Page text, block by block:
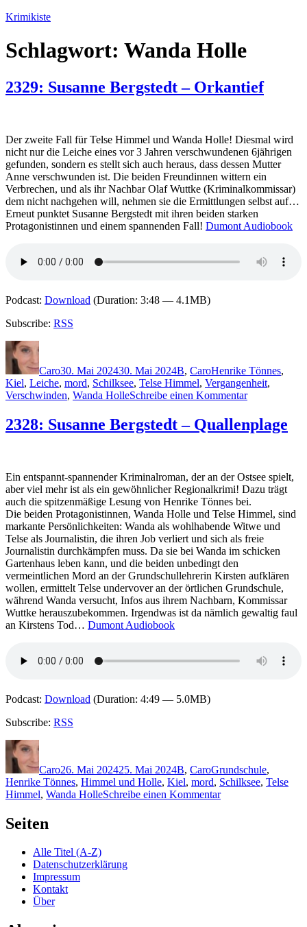
Zum
springen
Krimikiste
Schlagwort: Wanda Holle
2329: Susanne Bergstedt – Orkantief
Der zweite Fall für Telse Himmel und Wanda Holle! Diesmal wird
nicht nur die Leiche eines vor 3 Jahren verschwundenen 6jährigen
gefunden, sondern es stellt sich auch heraus, dass dessen Mutter
Anne verschwunden ist. Die beiden Freundinnen wittern ein
Verbrechen, und als ihr Nachbar Olaf Wuttke (Kriminalkommissar)
dem nicht nachgehen will, nehmen sie die Ermittlungen selbst auf…
Erneut punktet Susanne Bergstedt mit ihren beiden starken
Protagonistinnen und einem spannenden Fall! Dumont Audiobook
Podcast: Download (Duration: 3:48 — 4.1MB)
Subscribe: RSS
Autor
Caro30. Mai 202430. Mai 2024B, CaroHenrike Tönnes,
Kiel, Leiche, mord, Schilksee, Telse Himmel, Vergangenheit,
Verschwinden, Wanda HolleSchreibe einen Kommentarzu
Susanne
Bergstedt
2328: Susanne Bergstedt – Quallenplage
Ein entspannt-spannender Kriminalroman, der an der Ostsee spielt,
aber viel mehr ist als ein gewöhnlicher Regionalkrimi! Dazu trägt
auch die spitzenmäßige Lesung von Henrike Tönnes bei.
Die beiden Protagonistinnen, Wanda Holle und Telse Himmel, sind
markante Persönlichkeiten: Wanda als wohlhabende Witwe und
Telse als Journalistin, die ihren Job verliert und sich als freie
Journalistin durchkämpfen muss. Da sie bei Wanda im schicken
Gartenhaus leben kann, und die beiden unbedingt den
vermeintlichen Mord an der Grundschullehrerin Kirsten aufklären
wollen, ermittelt Telse undervover an der örtlichen Grundschule,
während Wanda versucht, Infos aus ihrem Nachbarn, Kommissar
Wuttke herauszubekommen. Irgendwas ist da nämlich gewaltig faul
an Kirstens Tod… Dumont Audiobook
Podcast: Download (Duration: 4:49 — 5.0MB)
Subscribe: RSS
Autor
Caro26. Mai 202425. Mai 2024B, CaroGrundschule,
Henrike Tönnes, Himmel und Holle, Kiel, mord, Schilksee, Telse
Himmel, Wanda HolleSchreibe einen Kommentarzu
Seiten
Alle Titel (A-Z)
Datenschutzerklärung
Impressum
Kontakt
Über